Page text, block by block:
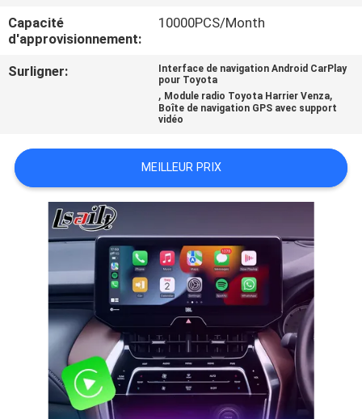
CONTACTEZ-
NOUS
CAS
SITEMAP
PRIVACY
POLICY
Capacité
d'approvisionnement:
10000PCS/Month
Surligner:
Interface de navigation Android CarPlay
pour Toyota
, Module radio Toyota Harrier Venza,
Boîte de navigation GPS avec support
vidéo
MEILLEUR PRIX